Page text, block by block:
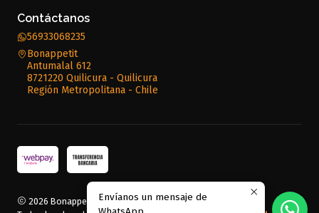
Contáctanos
56933068235
Bonappetit
Antumalal 612
8721220 Quilicura - Quilicura
Región Metropolitana - Chile
2026 Bonappetit. Envíanos un mensaje de